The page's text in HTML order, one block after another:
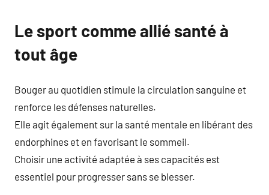
Le sport comme allié santé à
tout âge
Bouger au quotidien stimule la circulation sanguine et
renforce les défenses naturelles.
Elle agit également sur la santé mentale en libérant des
endorphines et en favorisant le sommeil.
Choisir une activité adaptée à ses capacités est
essentiel pour progresser sans se blesser.